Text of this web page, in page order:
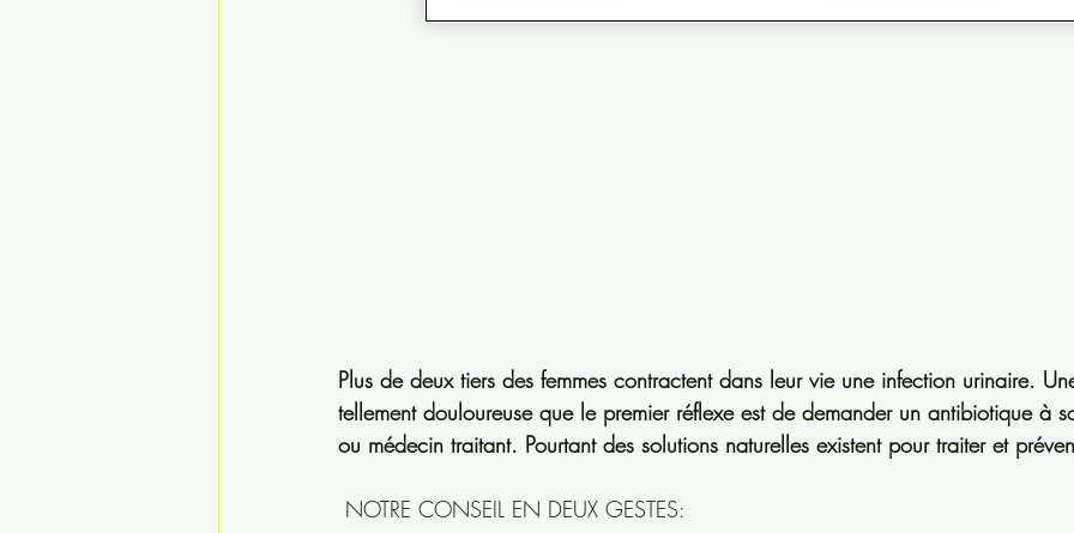
Plus de deux tiers des femmes contractent dans leur vie une infection urinaire.
tellement douloureuse que le premier réflexe est de demander un antibiotique à
ou médecin traitant. Pourtant des solutions naturelles existent pour traiter et
NOTRE CONSEIL EN DEUX GESTES: